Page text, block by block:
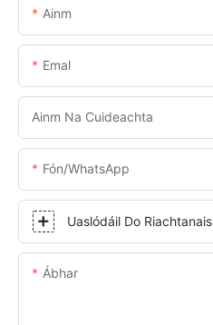
Ainm
Emal
Ainm Na Cuideachta
Fón/WhatsApp
Uaslódáil Do Riachtanais
Ábhar